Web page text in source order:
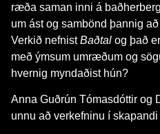
ræða saman inni á
um ást og sambönd þannig
Verkið nefnistBaðtal og það
með ýmsum umræðum og
hvernig myndaðist hún?
Anna Guðrún Tómasdóttir og
unnu að verkefninu í